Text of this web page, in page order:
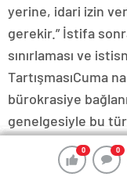
0 0
0 0
0 0
0 0
0 0
yerine, idari izin
gerekir.” İstifa
sınırlaması ve
TartışmasıCuma
bürokrasiye
genelgesiyle bu tür
çalışanların idari
İBB’nin tutumu,
0 0